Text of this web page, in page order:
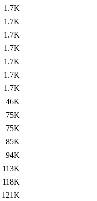
1.7K
1.7K
1.7K
1.7K
1.7K
1.7K
1.7K
46K
75K
75K
85K
94K
113K
118K
121K